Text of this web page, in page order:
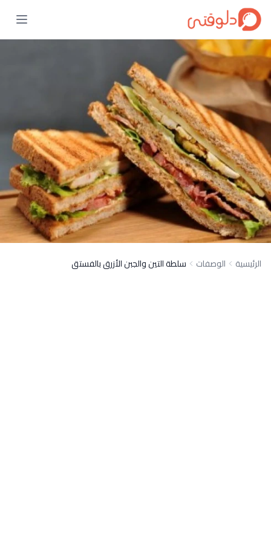
الرئيسية الوصفات سلطة التين والجبن الأزرق بالفستق